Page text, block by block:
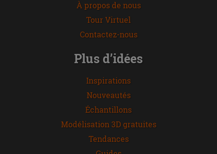
À propos de nous
Tour Virtuel
Contactez-nous
Plus d’idées
Inspirations
Nouveautés
Échantillons
Modélisation 3D gratuites
Tendances